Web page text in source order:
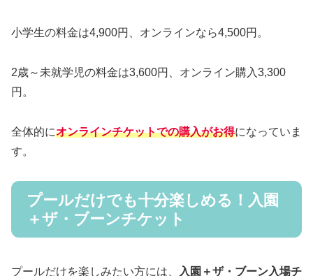
小学生の料金は4,900円、オンラインなら4,500円。
2歳～未就学児の料金は3,600円、オンライン購入3,300
円。
全体的にオンラインチケットでの購入がお得になっていま
す。
プールだけでも十分楽しめる！入園
＋ザ・ブーンチケット
プールだけを楽しみたい方には、
入園＋ザ・ブーン入場チ